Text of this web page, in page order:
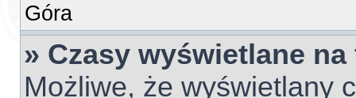
Góra
» Czasy wyświetlane
Możliwe, że wyświetlany